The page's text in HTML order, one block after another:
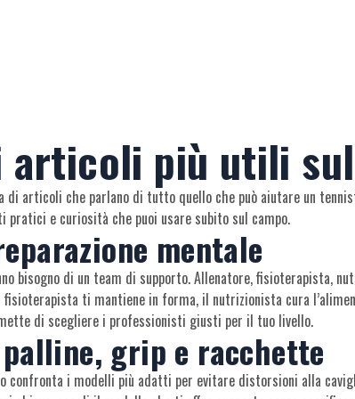
più utili
di articoli che parlano di tutto quello che può aiutare un
e curiosità che puoi usare subito sul campo.
mentale
bisogno di un team di supporto. Allenatore, fisioterapista,
ti mantiene in forma, il nutrizionista cura
di scegliere i professionisti giusti per il tuo livello.
grip e racchette
confronta i modelli più adatti per evitare distorsioni alla